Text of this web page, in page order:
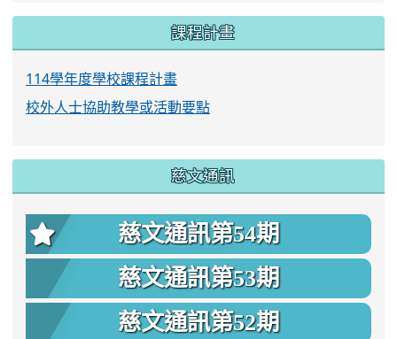
課程計畫
114學年度學校課程計畫
校外人士協助教學或活動要點
慈文通訊
慈文通訊第54期
慈文通訊第53期
慈文通訊第52期